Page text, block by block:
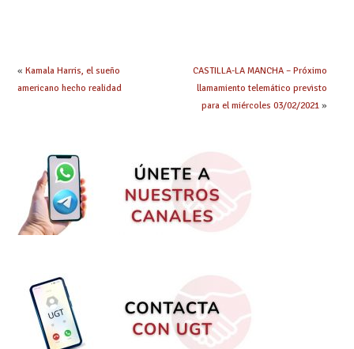
« Kamala Harris, el sueño
americano hecho realidad
CASTILLA-LA MANCHA – Próximo
llamamiento telemático previsto
para el miércoles 03/02/2021»